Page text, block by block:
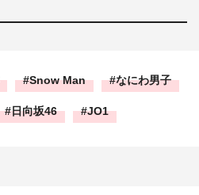
Snow Man なにわ男子
日向坂46 JO1